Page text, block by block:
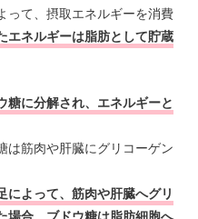
って、摂取エネルギーを消費
エネルギーは脂肪として貯蔵
糖に分解され、エネルギーと
は筋肉や肝臓にグリコーゲン
によって、筋肉や肝臓へグリ
場合、ブドウ糖は脂肪細胞へ